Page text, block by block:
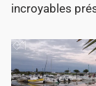
incroyables